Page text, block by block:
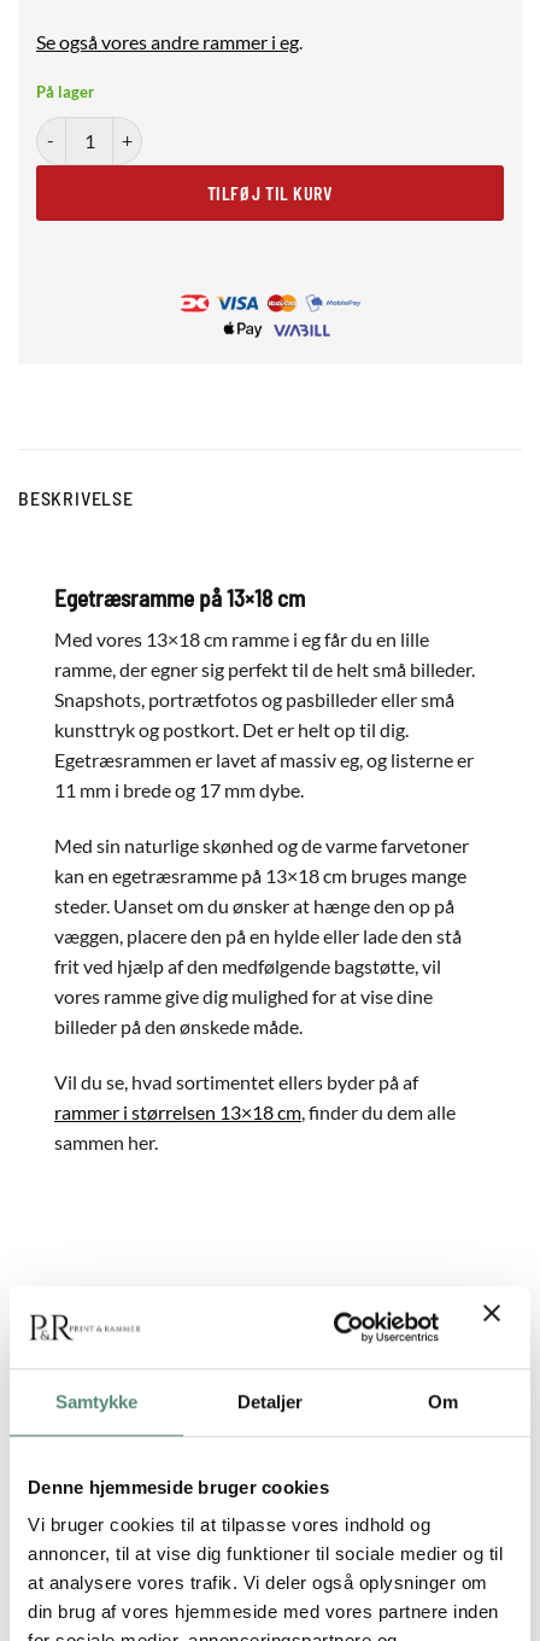
Samtykke Detaljer Om
Denne hjemmeside bruger cookies
Vi bruger cookies til at tilpasse vores indhold og
annoncer, til at vise dig funktioner til sociale medier og til
at analysere vores trafik. Vi deler også oplysninger om
din brug af vores hjemmeside med vores partnere inden
Se også vores andre rammer i eg.
På lager
Massiv egetræsramme 13x18 cm antal
TILFØJ TIL KURV
BESKRIVELSE
Egetræsramme på 13×18 cm
Med vores 13×18 cm ramme i eg får du en lille
ramme, der egner sig perfekt til de helt små billeder.
Snapshots, portrætfotos og pasbilleder eller små
kunsttryk og postkort. Det er helt op til dig.
Egetræsrammen er lavet af massiv eg, og listerne er
11 mm i brede og 17 mm dybe.
Med sin naturlige skønhed og de varme farvetoner
kan en egetræsramme på 13×18 cm bruges mange
steder. Uanset om du ønsker at hænge den op på
væggen, placere den på en hylde eller lade den stå
frit ved hjælp af den medfølgende bagstøtte, vil
vores ramme give dig mulighed for at vise dine
billeder på den ønskede måde.
Vil du se, hvad sortimentet ellers byder på af
rammer i størrelsen 13×18 cm, finder du dem alle
sammen her.
Har du nogle fine billeder liggende på dine telefon
eller tablet, som du gerne vil have fremkaldt? Hos
Print & Rammer tilbyder vi – som vores navn også
antyder – både print og indramning. Det betyder, at
selvbetjeningssystem, og du kan uploade dem
direkte fra din enhed.
Vores printteknikere tjekker altid billedkvaliteten,
inden de printer. Det sikrer dig en god kvalitet, som